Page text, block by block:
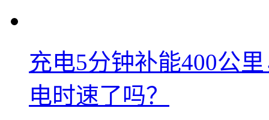
充电5分钟补能400公
电时速了吗？